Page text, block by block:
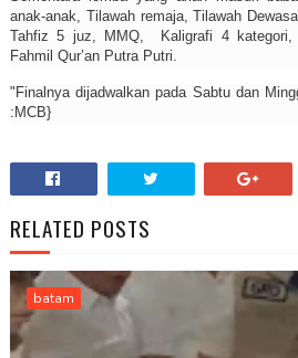
anak-anak, Tilawah remaja, Tilawah
Tahfiz 5 juz, MMQ, Kaligrafi 4 kategori,
Fahmil Qur’an Putra Putri.
"Finalnya dijadwalkan pada Sabtu dan
:MCB}
RELATED POSTS
batam